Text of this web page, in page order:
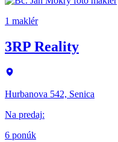
1 maklér
3RP Reality
Hurbanova 542, Senica
Na predaj:
6 ponúk